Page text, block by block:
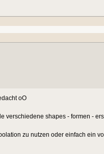
oO
verschiedene shapes - formen -
zu nutzen oder einfach ein